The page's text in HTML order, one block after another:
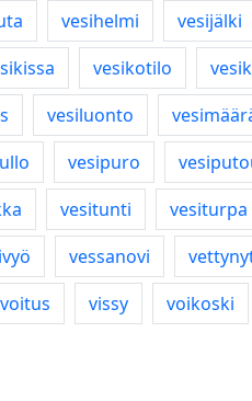
vesihelmi vesijälki
vesikotilo
vesiluonto
vesipuro
vesitunti vesiturpa
vessanovi
vissy voikoski